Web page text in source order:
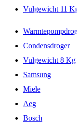
Vulgewicht 11
Condensdroger
Vulgewicht 8 Kg
Samsung
Miele
Aeg
Bosch